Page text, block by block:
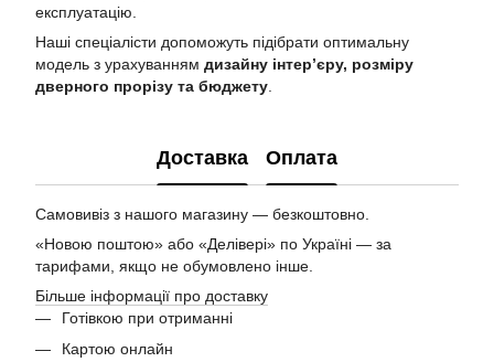
експлуатацію.
Наші спеціалісти допоможуть підібрати оптимальну
модель з урахуванням дизайну інтер’єру, розміру
дверного прорізу та бюджету
Доставка Оплата
Самовивіз з нашого магазину — безкоштовно.
«Новою поштою» або «Делівері» по Україні — за
тарифами, якщо не обумовлено інше.
Більше інформації про доставку
Готівкою при отриманні
Картою онлайн